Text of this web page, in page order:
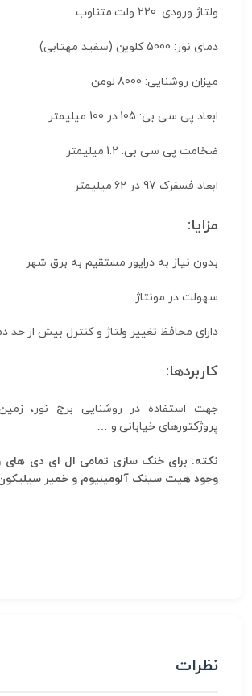
ولتاژ ورودی: 220 ولت متناوب
دمای نور: 5000 کلوین (سفید مهتابی)
میزان روشنایی: 8000 لومن
ابعاد پی سی بی: 105 در 100 میلیمتر
ضخامت پی سی بی: 1.2 میلیمتر
ابعاد فسفرک 97 در 62 میلیمتر
مزایا:
بدون نیاز به درایور مستقیم به برق شهر
سهولت در مونتاژ
دارای محافظ تغییر ولتاژ و کنترل بیش از حد
کاربردها:
جهت استفاده در روشنایی برج نور،
پروژکتورهای خیابانی و …
وجود هیت سینک آلومینیوم و خمیر
نظرات